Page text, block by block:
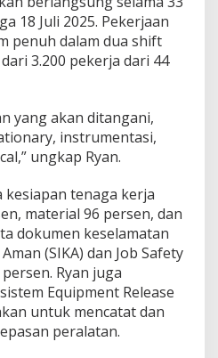
18 Juli 2025. Pekerjaan
penuh dalam dua shift
3.200 pekerja dari 44
yang akan ditangani,
instrumentasi,
ungkap Ryan.
kesiapan tenaga kerja
material 96 persen, dan
dokumen keselamatan
(SIKA) dan Job Safety
Ryan juga
Equipment Release
untuk mencatat dan
peralatan.